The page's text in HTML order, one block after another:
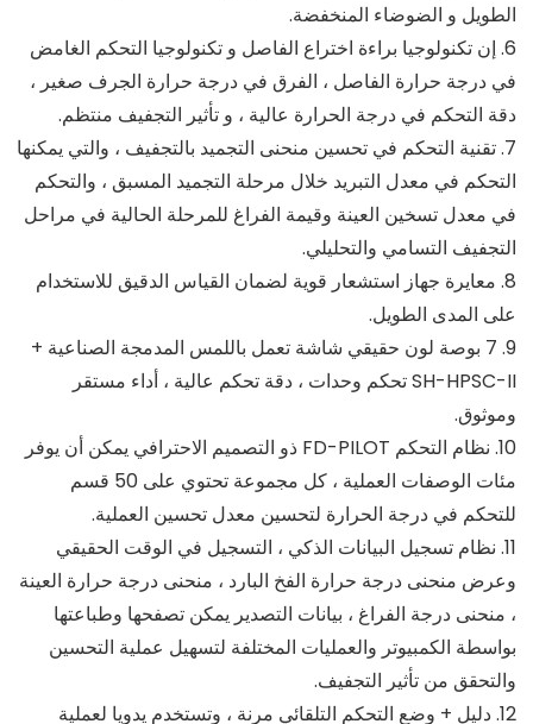
الطويل و الضوضاء المنخفضة.
6. إن تكنولوجيا براءة اختراع الفاصل و تكنولوجيا التحكم الغامض
في درجة حرارة الفاصل ، الفرق في درجة حرارة الجرف صغير ،
دقة التحكم في درجة الحرارة عالية ، و تأثير التجفيف منتظم.
7. تقنية التحكم في تحسين منحنى التجميد بالتجفيف ، والتي يمكنها
التحكم في معدل التبريد خلال مرحلة التجميد المسبق ، والتحكم
في معدل تسخين العينة وقيمة الفراغ للمرحلة الحالية في مراحل
التجفيف التسامي والتحليلي.
8. معايرة جهاز استشعار قوية لضمان القياس الدقيق للاستخدام
على المدى الطويل.
9. 7 بوصة لون حقيقي شاشة تعمل باللمس المدمجة الصناعية +
SH-HPSC-II تحكم وحدات ، دقة تحكم عالية ، أداء مستقر
وموثوق.
10. نظام التحكم FD-PILOT ذو التصميم الاحترافي يمكن أن يوفر
مئات الوصفات العملية ، كل مجموعة تحتوي على 50 قسم
للتحكم في درجة الحرارة لتحسين معدل تحسين العملية.
11. نظام تسجيل البيانات الذكي ، التسجيل في الوقت الحقيقي
وعرض منحنى درجة حرارة الفخ البارد ، منحنى درجة حرارة العينة
، منحنى درجة الفراغ ، بيانات التصدير يمكن تصفحها وطباعتها
بواسطة الكمبيوتر والعمليات المختلفة لتسهيل عملية التحسين
والتحقق من تأثير التجفيف.
12. دليل + وضع التحكم التلقائي مرنة ، وتستخدم يدويا لعملية